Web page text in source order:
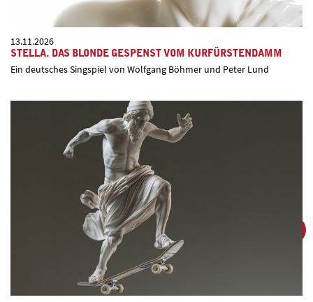
13.11.2026
STELLA. DAS BLONDE GESPENST VOM KURFÜRSTENDAMM
Ein deutsches Singspiel von Wolfgang Böhmer und Peter Lund